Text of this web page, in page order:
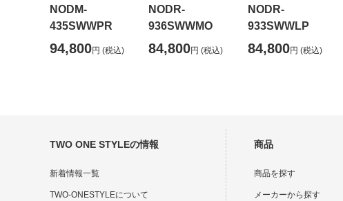
NODM-
435SWWPR
94,800円 (税込)
NODR-
936SWWMO
84,800円 (税込)
NODR-
933SWWLP
84,800円 (税込)
TWO ONE STYLEの情報
新着情報一覧
TWO-ONESTYLEについて
商品
商品を探す
メーカーから探す